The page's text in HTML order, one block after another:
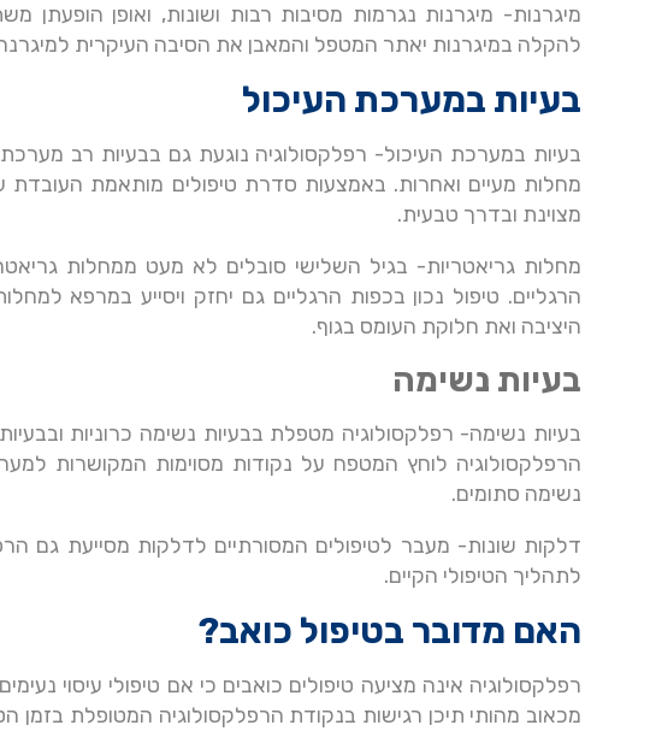
מיגרנות- מיגרנות נגרמות מסיבות רבות ושונות, ואופן
להקלה במיגרנות יאתר המטפל והמאבן את הסיבה העיקרית
בעיות במערכת העיכול
בעיות במערכת העיכול- רפלקסולוגיה נוגעת גם בבעיות רב
מחלות מעיים ואחרות. באמצעות סדרת טיפולים מותאמת העובדת
מצוינת ובדרך טבעית.
מחלות גריאטריות- בגיל השלישי סובלים לא מעט ממחלות
הרגליים. טיפול נכון בכפות הרגליים גם יחזק ויסייע במרפא
היציבה ואת חלוקת העומס בגוף.
בעיות נשימה
בעיות נשימה- רפלקסולוגיה מטפלת בבעיות נשימה כרוניות
הרפלקסולוגיה לוחץ המטפח על נקודות מסוימות המקושרות
נשימה סתומים.
דלקות שונות- מעבר לטיפולים המסורתיים לדלקות מסייעת גם
לתהליך הטיפולי הקיים.
האם מדובר בטיפול כואב?
רפלקסולוגיה אינה מציעה טיפולים כואבים כי אם טיפולי עיסוי
מכאוב מהותי תיכן רגישות בנקודת הרפלקסולוגיה המטופלת בזמן